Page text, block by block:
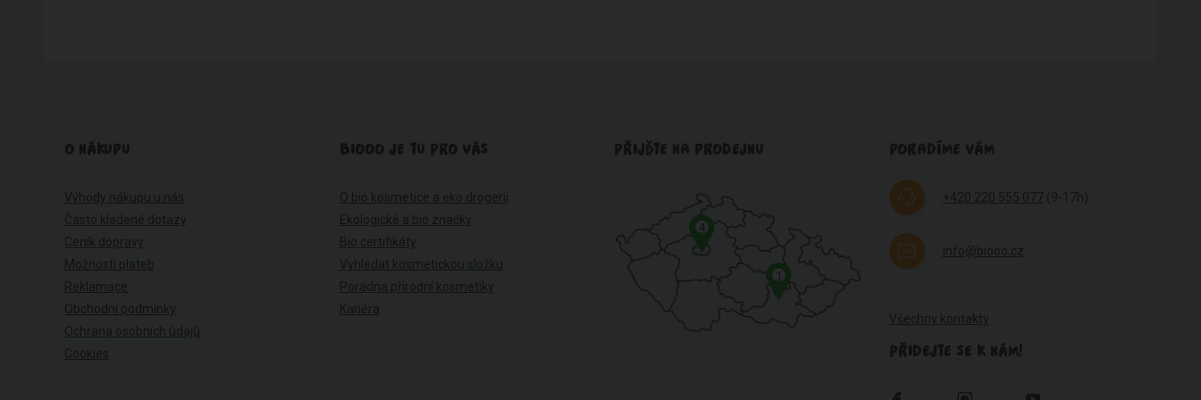
O NÁKUPU
Výhody nákupu u nás
Často kladené dotazy
Ceník dopravy
Možnosti plateb
Reklamace
Obchodní podmínky
Ochrana osobních údajů
Cookies
BIOOO JE TU PRO VÁS
O bio kosmetice a eko drogerii
Ekologické a bio značky
Bio certifikáty
Vyhledat kosmetickou složku
Poradna přírodní kosmetiky
Kariéra
PŘIJĎTE NA PRODEJNU
1
4
PORADÍME VÁM
+420 220 555 077(9-17h)
info@biooo.cz
Všechny kontakty
PŘIDEJTE SE K NÁM!